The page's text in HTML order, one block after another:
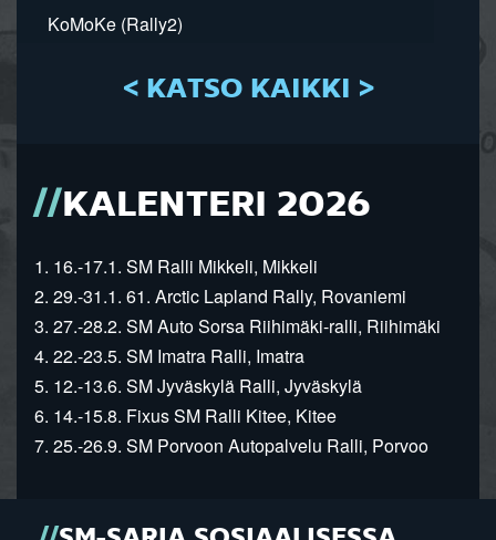
KoMoKe (Rally2)
< KATSO KAIKKI >
KALENTERI 2026
1. 16.-17.1. SM Ralli Mikkeli, Mikkeli
2. 29.-31.1. 61. Arctic Lapland Rally, Rovaniemi
3. 27.-28.2. SM Auto Sorsa Riihimäki-ralli, Riihimäki
4. 22.-23.5. SM Imatra Ralli, Imatra
5. 12.-13.6. SM Jyväskylä Ralli, Jyväskylä
6. 14.-15.8. Fixus SM Ralli Kitee, Kitee
7. 25.-26.9. SM Porvoon Autopalvelu Ralli, Porvoo